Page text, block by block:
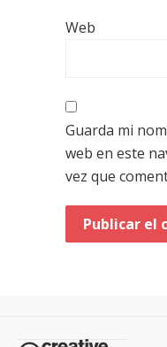
Web
Guarda mi
web en este
vez que